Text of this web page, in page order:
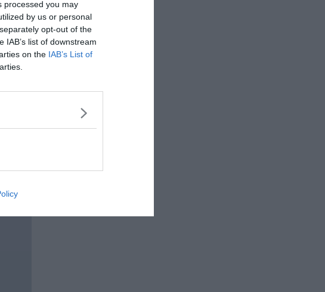
processed you may
by us or personal
opt-out of the
list of downstream
on the IAB’s List of